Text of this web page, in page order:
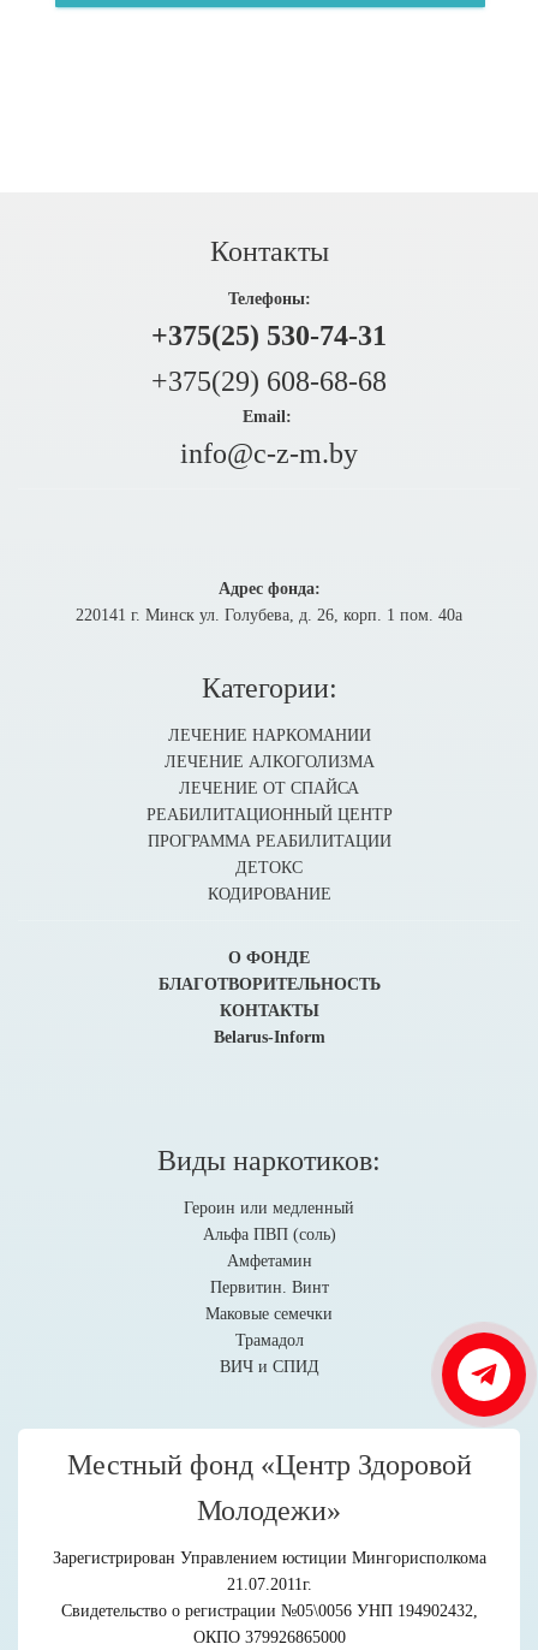
Контакты
Телефоны:
+375(25) 530-74-31
+375(29) 608-68-68
Email:
info@c-z-m.by
Адрес фонда:
220141 г. Минск ул. Голубева, д. 26, корп. 1 пом. 40а
Категории:
ЛЕЧЕНИЕ НАРКОМАНИИ
ЛЕЧЕНИЕ АЛКОГОЛИЗМА
ЛЕЧЕНИЕ ОТ СПАЙСА
РЕАБИЛИТАЦИОННЫЙ ЦЕНТР
ПРОГРАММА РЕАБИЛИТАЦИИ
ДЕТОКС
КОДИРОВАНИЕ
О ФОНДЕ
БЛАГОТВОРИТЕЛЬНОСТЬ
КОНТАКТЫ
Belarus-Inform
Виды наркотиков:
Героин или медленный
Альфа ПВП (соль)
Амфетамин
Первитин. Винт
Маковые семечки
Трамадол
ВИЧ и СПИД
Местный фонд «Центр Здоровой
Молодежи»
Зарегистрирован Управлением юстиции Мингорисполкома
21.07.2011г.
Свидетельство о регистрации №05\0056 УНП 194902432,
ОКПО 379926865000